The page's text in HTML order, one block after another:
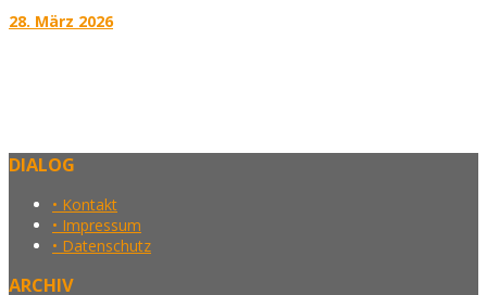
28. März 2026
DIALOG
• Kontakt
• Impressum
• Datenschutz
ARCHIV